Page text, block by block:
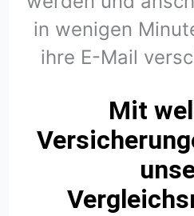
in wenigen
ihre E-Mail
Mit